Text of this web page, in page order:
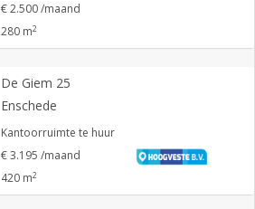
€ 2.500 /maand
280 m2
De Giem 25
Enschede
Kantoorruimte te huur
€ 3.195 /maand
420 m2